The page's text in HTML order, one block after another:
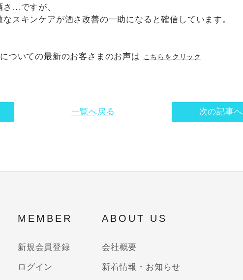
さ…ですが、
スキンケアが酒さ改善の一助になると確信しています。
ついての最新のお客さまのお声は こちらをクリック
一覧へ戻る 次の記事へ
MEMBER
新規会員登録
ログイン
ABOUT US
会社概要
新着情報・お知らせ